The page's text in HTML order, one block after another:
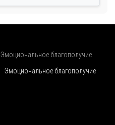
Эмоциональное благополучие
Эмоциональное благополучие